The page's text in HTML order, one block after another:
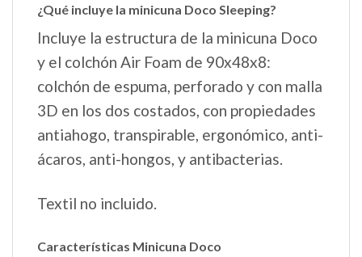
¿Qué incluye la minicuna Doco Sleeping?
Incluye la estructura de la minicuna Doco
y el colchón Air Foam de 90x48x8:
colchón de espuma, perforado y con malla
3D en los dos costados, con propiedades
antiahogo, transpirable, ergonómico, anti-
ácaros, anti-hongos, y antibacterias.
Textil no incluido.
Características Minicuna Doco